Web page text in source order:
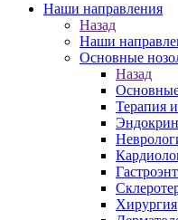
Наши направления
Назад
Наши
Основные
Назад
Терапия
Хирургия